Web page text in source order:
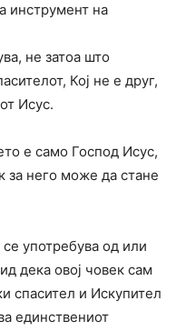
инструмент на
не затоа што
Кој не е друг,
Исус.
е само Господ Исус,
за него може да стане
се употребува од или
дека овој човек сам
спасител и Искупител
единствениот